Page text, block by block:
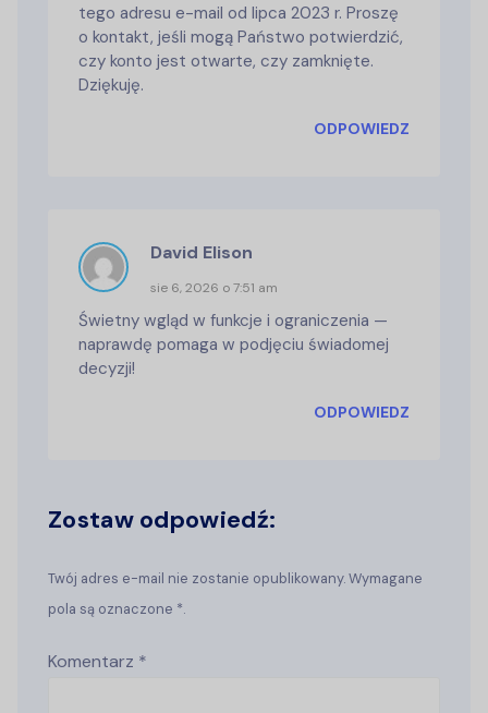
tego adresu e-mail od lipca 2023 r. Proszę
o kontakt, jeśli mogą Państwo potwierdzić,
czy konto jest otwarte, czy zamknięte.
Dziękuję.
ODPOWIEDZ
David Elison
sie 6, 2026 o 7:51 am
Świetny wgląd w funkcje i ograniczenia —
naprawdę pomaga w podjęciu świadomej
decyzji!
ODPOWIEDZ
Zostaw odpowiedź:
Twój adres e-mail nie zostanie opublikowany. Wymagane
pola są oznaczone *.
Komentarz *